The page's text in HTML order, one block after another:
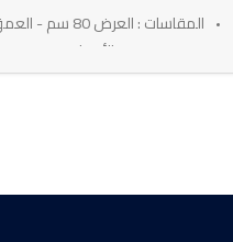
- الأرتفاع 85 سم